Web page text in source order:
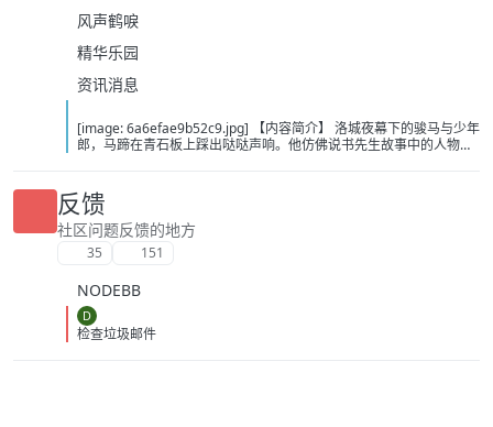
风声鹤唳
精华乐园
资讯消息
[image: 6a6efae9b52c9.jpg] 【内容简介】 洛城夜幕下的骏马与少年
郎，马蹄在青石板上踩出哒哒声响。他仿佛说书先生故事中的人物，
的故事，待我慢慢说。 【下载地址】 百度：
https://pan.baidu.com/s/1itOGh3KBKMv6JfIHYQxwpQ?pwd=bcd2
夸克：https://pan.quark.cn/s/8375dbc46783?pwd=Tibp 移动：
https://yun.139.com/shareweb/#/w/i/2wFGUZhZz7Fr1
反馈
社区问题反馈的地方
35 151
NODEBB
D
检查垃圾邮件